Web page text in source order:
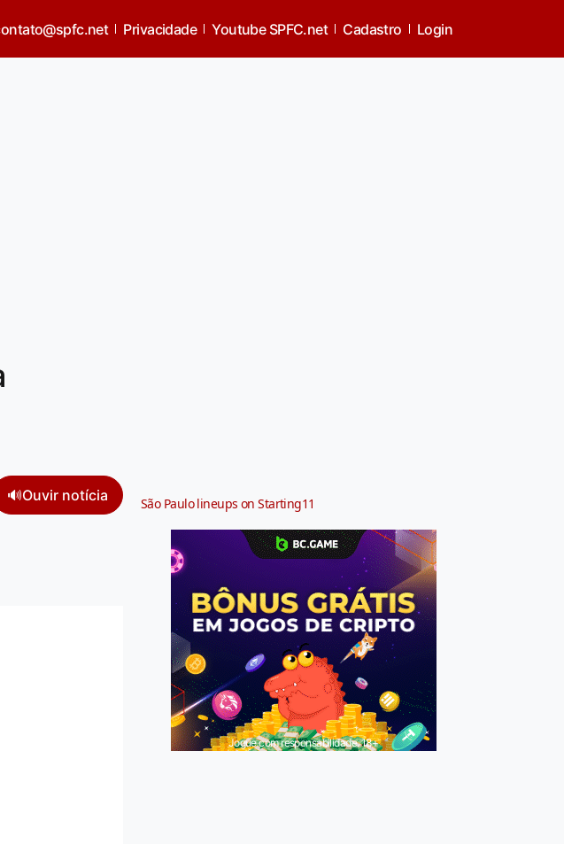
Privacidade Youtube SPFC.net Cadastro Login
🔊Ouvir notícia São Paulo lineups on Starting11
Jogue com responsabilidade. 18+